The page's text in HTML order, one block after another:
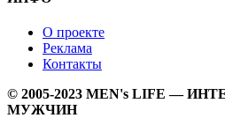
О проекте
Реклама
Контакты
© 2005-2023 MEN's LIFE —
МУЖЧИН